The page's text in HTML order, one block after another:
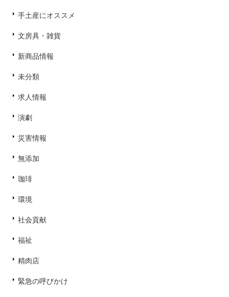
手土産にオススメ
文房具・雑貨
新商品情報
未分類
求人情報
演劇
災害情報
無添加
珈琲
環境
社会貢献
福祉
精肉店
緊急の呼びかけ